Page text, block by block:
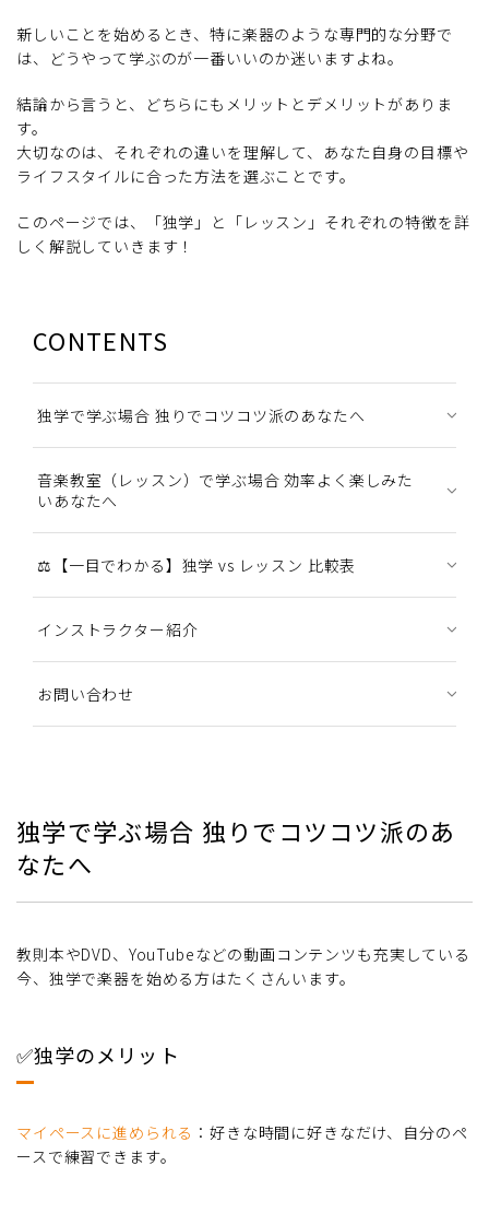
新しいことを始めるとき、特に楽器のような専門的な分野で
は、どうやって学ぶのが一番いいのか迷いますよね。
結論から言うと、どちらにもメリットとデメリットがありま
す。
大切なのは、それぞれの違いを理解して、あなた自身の目標や
ライフスタイルに合った方法を選ぶことです。
このページでは、「独学」と「レッスン」それぞれの特徴を詳
しく解説していきます！
CONTENTS
独学で学ぶ場合 独りでコツコツ派のあなたへ
音楽教室（レッスン）で学ぶ場合 効率よく楽しみた
いあなたへ
⚖️【一目でわかる】独学 vs レッスン 比較表
インストラクター紹介
お問い合わせ
独学で学ぶ場合 独りでコツコツ派のあ
なたへ
教則本やDVD、YouTubeなどの動画コンテンツも充実している
今、独学で楽器を始める方はたくさんいます。
✅独学のメリット
マイペースに進められる ：好きな時間に好きなだけ、自分のペ
ースで練習できます。